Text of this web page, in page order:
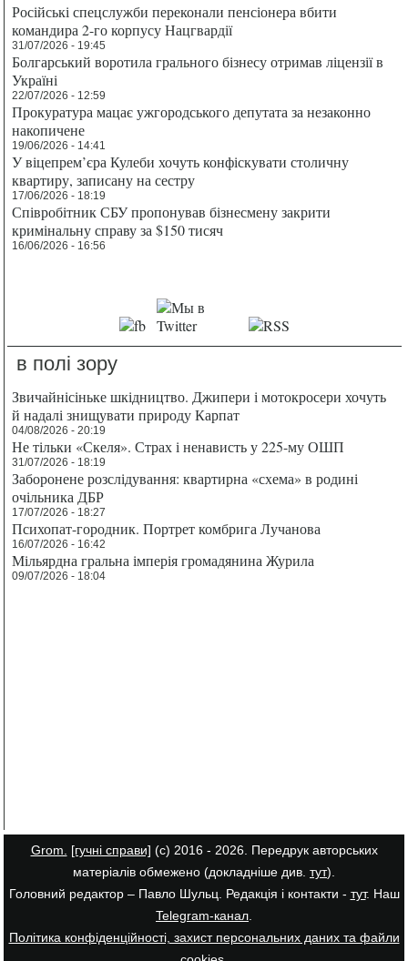
Російські спецслужби переконали пенсіонера вбити
командира 2-го корпусу Нацгвардії
31/07/2026 - 19:45
Болгарський воротила грального бізнесу отримав ліцензії в
Україні
22/07/2026 - 12:59
Прокуратура мацає ужгородського депутата за незаконно
накопичене
19/06/2026 - 14:41
У віцепрем’єра Кулеби хочуть конфіскувати столичну
квартиру, записану на сестру
17/06/2026 - 18:19
Співробітник СБУ пропонував бізнесмену закрити
кримінальну справу за $150 тисяч
16/06/2026 - 16:56
в полі зору
Звичайнісіньке шкідництво. Джипери і мотокросери хочуть
й надалі знищувати природу Карпат
04/08/2026 - 20:19
Не тільки «Скеля». Страх і ненависть у 225-му ОШП
31/07/2026 - 18:19
Заборонене розслідування: квартирна «схема» в родині
очільника ДБР
17/07/2026 - 18:27
Психопат-городник. Портрет комбрига Лучанова
16/07/2026 - 16:42
Мільярдна гральна імперія громадянина Журила
09/07/2026 - 18:04
Grom. [гучні справи] (с) 2016 - 2026. Передрук авторських
матеріалів обмежено (докладніше див. тут).
Головний редактор – Павло Шульц. Редакція і контакти - тут. Наш
Telegram-канал
Політика конфіденційності, захист персональних даних та файли